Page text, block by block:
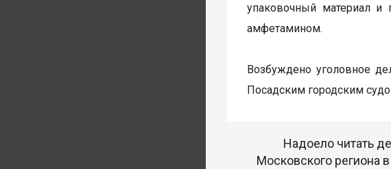
упаковочный материал и
амфетамином.
Возбуждено уголовное
Посадским городским
Надоело читать
Московского региона